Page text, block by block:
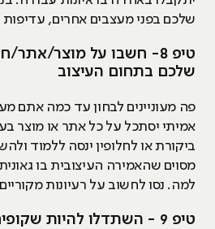
שלכם בפני מעצבים אחרים, עדיפות
טיפ 8- חשבו על מוצר/
שלכם בתחום העיצוב
פה מעוניינים לבחון עד כמה אתם
אמיתי יסתכל על כל אתר או מוצר
ביקורת או לחלופין ינסה ללמוד
מסוים שהאמירה העיצובית בו
למה. נסו לחשוב על רעיונות
טיפ 9 - השתדלו להיות שקופים וכנים